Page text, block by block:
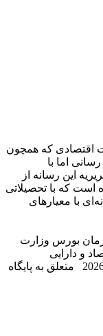
اقتصادی که همچون
اما با
این رسانه از
است که با تحصیلاتی
با معیار‌های
بورس وزارت
و دارایی
© تمامی حقوق مادی و معنوی سایت تا سال 2026 متعلق به پایگاه